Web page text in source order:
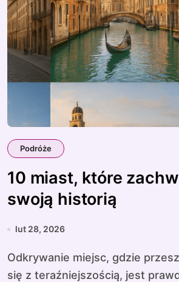
Podróże
10 miast, które
swoją historią
lut 28, 2026
Odkrywanie miejsc, gdzie przeszłość splata
się z teraźniejszością, jest